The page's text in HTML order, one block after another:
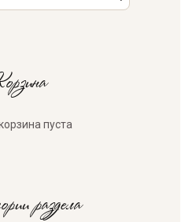
пуста
раздела